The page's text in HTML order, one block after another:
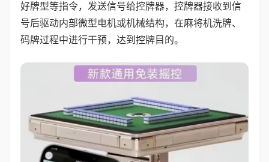
好牌型等指令，发送信号给控牌器，控牌器接收到信
号后驱动内部微型电机或机械结构，在麻将机洗牌、
码牌过程中进行干预，达到控牌目的。